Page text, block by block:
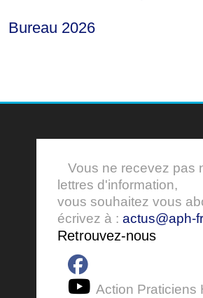
Bureau 2026
Vous ne recevez pas
lettres d'information,
vous souhaitez vous
écrivez à : actus@aph-
Retrouvez-nous
Action Praticiens